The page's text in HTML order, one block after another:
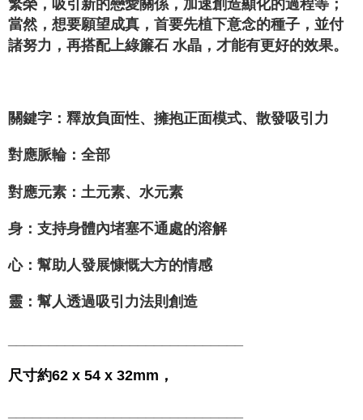
繁榮，吸引新的戀愛關係，加速創造顯化的過程等；
當然，想要願望成真，首要先植下意念的種子，並付
諸努力，再搭配上綠簾石 水晶，才能有更好的效果。
關鍵字：釋放負面性、擁抱正面模式、散發吸引力
對應脈輪：全部
對應元素：土元素、水元素
身：支持身體內堵塞不通處的溶解
心：幫助人發展慷慨大方的情感
靈：幫人透過吸引力法則創造
尺寸約62 x 54 x 32mm，